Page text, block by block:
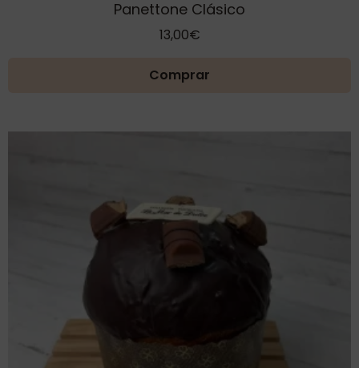
Panettone Clásico
13,00€
Comprar